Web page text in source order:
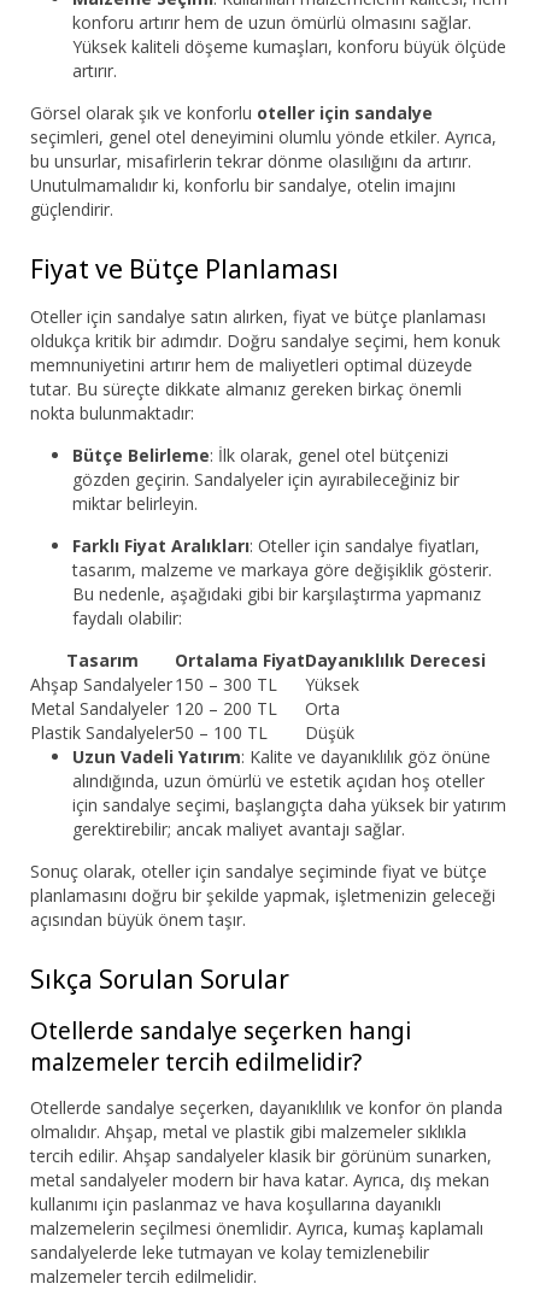
konforu artırır hem de uzun ömürlü olmasını sağlar.
Yüksek kaliteli döşeme kumaşları, konforu büyük ölçüde
artırır.
Görsel olarak şık ve konforlu oteller için sandalye
seçimleri, genel otel deneyimini olumlu yönde etkiler. Ayrıca,
bu unsurlar, misafirlerin tekrar dönme olasılığını da artırır.
Unutulmamalıdır ki, konforlu bir sandalye, otelin imajını
güçlendirir.
Fiyat ve Bütçe Planlaması
Oteller için sandalye satın alırken, fiyat ve bütçe planlaması
oldukça kritik bir adımdır. Doğru sandalye seçimi, hem konuk
memnuniyetini artırır hem de maliyetleri optimal düzeyde
tutar. Bu süreçte dikkate almanız gereken birkaç önemli
nokta bulunmaktadır:
Bütçe Belirleme: İlk olarak, genel otel bütçenizi
gözden geçirin. Sandalyeler için ayırabileceğiniz bir
miktar belirleyin.
Farklı Fiyat Aralıkları: Oteller için sandalye fiyatları,
tasarım, malzeme ve markaya göre değişiklik gösterir.
Bu nedenle, aşağıdaki gibi bir karşılaştırma yapmanız
faydalı olabilir:
Tasarım
Ortalama FiyatDayanıklılık Derecesi
Ahşap Sandalyeler150 – 300 TL
Yüksek
Metal Sandalyeler 120 – 200 TL
Orta
Plastik Sandalyeler50 – 100 TL
Düşük
Uzun Vadeli Yatırım: Kalite ve dayanıklılık göz önüne
alındığında, uzun ömürlü ve estetik açıdan hoş oteller
için sandalye seçimi, başlangıçta daha yüksek bir yatırım
gerektirebilir; ancak maliyet avantajı sağlar.
Sonuç olarak, oteller için sandalye seçiminde fiyat ve bütçe
planlamasını doğru bir şekilde yapmak, işletmenizin geleceği
açısından büyük önem taşır.
Sıkça Sorulan Sorular
Otellerde sandalye seçerken hangi
malzemeler tercih edilmelidir?
Otellerde sandalye seçerken, dayanıklılık ve konfor ön planda
olmalıdır. Ahşap, metal ve plastik gibi malzemeler sıklıkla
tercih edilir. Ahşap sandalyeler klasik bir görünüm sunarken,
metal sandalyeler modern bir hava katar. Ayrıca, dış mekan
kullanımı için paslanmaz ve hava koşullarına dayanıklı
malzemelerin seçilmesi önemlidir. Ayrıca, kumaş kaplamalı
sandalyelerde leke tutmayan ve kolay temizlenebilir
malzemeler tercih edilmelidir.